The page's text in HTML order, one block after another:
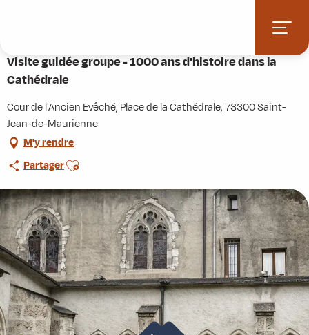
principal
Visite guidée groupe - 1000 ans d'histoire dans la
Cathédrale
Cour de l'Ancien Evêché, Place de la Cathédrale, 73300 Saint-
Jean-de-Maurienne
M'y rendre
PartagerAjouter aux favoris